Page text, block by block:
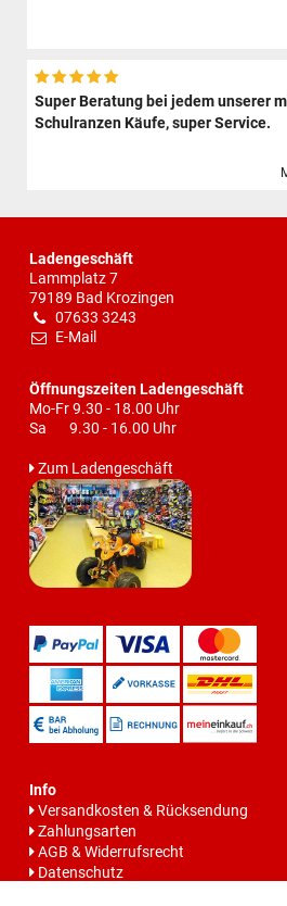
Super Beratung bei jedem unserer
Schulranzen Käufe, super Service.
Ladengeschäft
Lammplatz 7
79189 Bad Krozingen
07633 3243
E-Mail
Öffnungszeiten Ladengeschäft
Mo-Fr 9.30 - 18.00 Uhr
Sa 9.30 - 16.00 Uhr
Zum Ladengeschäft
Info
Versandkosten & Rücksendung
Zahlungsarten
AGB & Widerrufsrecht
Datenschutz